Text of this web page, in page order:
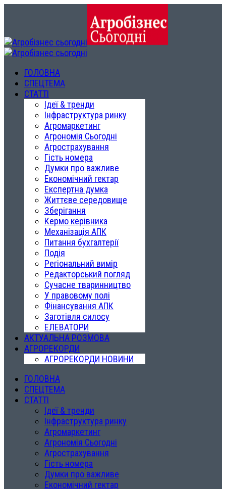
ГОЛОВНА
СПЕЦТЕМА
СТАТТІ
Ідеї & тренди
Інфраструктура ринку
Агромаркетинг
Агрономія Сьогодні
Агрострахування
Гість номера
Думки про важливе
Економічний гектар
Експертна думка
Життєве середовище
Зберігання
Кермо керівника
Механізація АПК
Питання бухгалтерії
Подія
Регіональний вимір
Редакторський погляд
Сучасне тваринництво
У правовому полі
Фінансування АПК
Заготівля силосу
ЕЛЕВАТОРИ
АКТУАЛЬНА РОЗМОВА
АГРОРЕКОРДИ
АГРОРЕКОРДИ НОВИНИ
ГОЛОВНА
СПЕЦТЕМА
СТАТТІ
Ідеї & тренди
Інфраструктура ринку
Агромаркетинг
Агрономія Сьогодні
Агрострахування
Гість номера
Думки про важливе
Економічний гектар